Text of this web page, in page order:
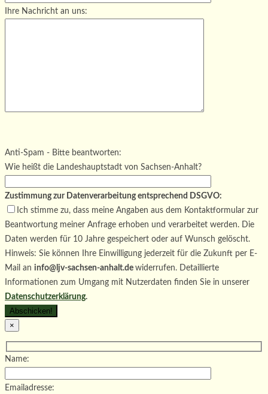
Ihre Nachricht an uns:
Bitte lasse dieses Feld leer.
Anti-Spam - Bitte beantworten:
Wie heißt die Landeshauptstadt von Sachsen-Anhalt?
Zustimmung zur Datenverarbeitung entsprechend DSGVO:
Ich stimme zu, dass meine Angaben aus dem Kontaktformular zur
Beantwortung meiner Anfrage erhoben und verarbeitet werden. Die
Daten werden für 10 Jahre gespeichert oder auf Wunsch gelöscht.
Hinweis: Sie können Ihre Einwilligung jederzeit für die Zukunft per E-
Mail an info@ljv-sachsen-anhalt.de widerrufen. Detaillierte
Informationen zum Umgang mit Nutzerdaten finden Sie in unserer
Datenschutzerklärung.
×
Name:
Emailadresse: